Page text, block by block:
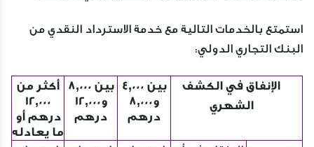
استمتع بالخدمات التالية مع خدمة الاسترداد النقدي من
البنك التجاري الدولي:
الإنفاق في الكشف
الشهري
بين 4,000
و8,000
درهم
بين 8,000
و12,000
درهم
أكثر من
12,000
درهم أو
ما يعادله